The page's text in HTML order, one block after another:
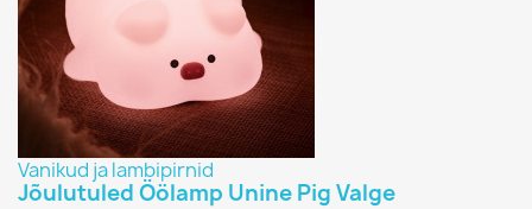
Vanikud ja lambipirnid
Jõulutuled Öölamp Unine Pig Valge